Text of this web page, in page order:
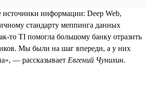
источники информации: Deep Web,
стандарту меппинга данных
то TI помогла большому банку отразить
Мы были на шаг впереди, а у них
— рассказывает Евгений Чунихин.